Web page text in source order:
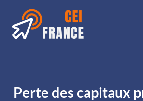
Perte des capitaux